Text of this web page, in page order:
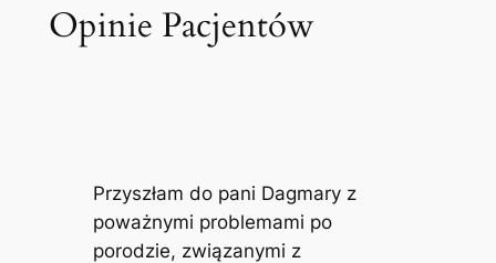
Opinie Pacjentów
Przyszłam do pani Dagmary z
poważnymi problemami po
porodzie, związanymi z